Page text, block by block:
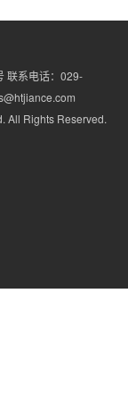
联系电话：029-
All Rights Reserved.